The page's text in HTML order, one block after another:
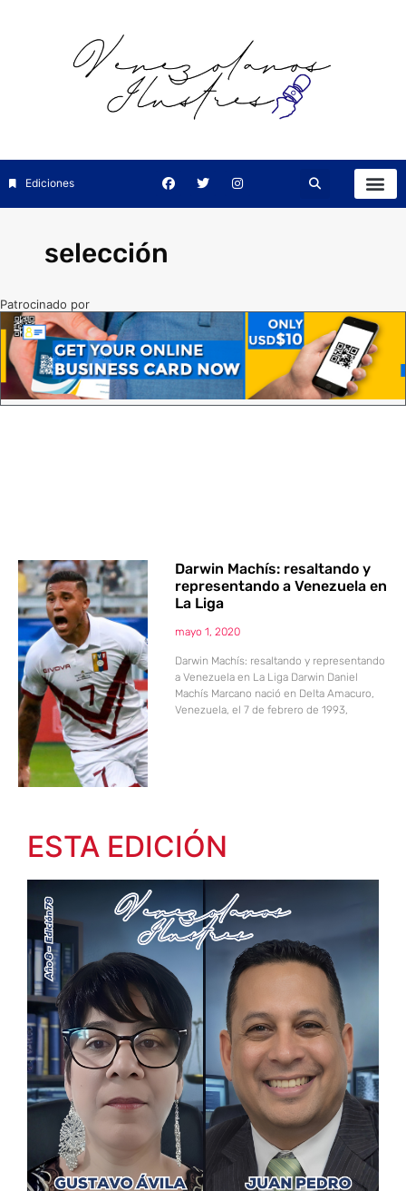
Ediciones
selección
Patrocinado por
Darwin Machís: resaltando y
representando a Venezuela en
La Liga
mayo 1, 2020
Darwin Machís: resaltando y representando
a Venezuela en La Liga Darwin Daniel
Machís Marcano nació en Delta Amacuro,
Venezuela, el 7 de febrero de 1993,
ESTA EDICIÓN